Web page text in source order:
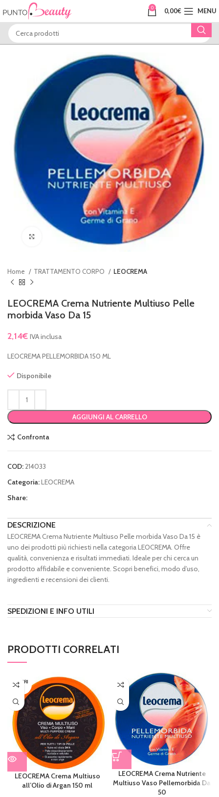
0 0,00€ MENU
Clicca per ingrandire
Home TRATTAMENTO CORPO LEOCREMA
LEOCREMA Crema Nutriente Multiuso Pelle
morbida Vaso Da 15
2,14€ IVA inclusa
LEOCREMA PELLEMORBIDA 150 ML
Disponibile
AGGIUNGI AL CARRELLO
Confronta
COD:214033
Categoria:LEOCREMA
Share:
DESCRIZIONE
LEOCREMA Crema Nutriente Multiuso Pelle morbida Vaso Da 15 è
uno dei prodotti più richiesti nella categoria LEOCREMA. Offre
qualità, convenienza e risultati immediati. Ideale per chi cerca un
prodotto affidabile e conveniente. Scopri benefici, modo d’uso,
ingredienti e recensioni dei clienti.
SPEDIZIONI E INFO UTILI
PRODOTTI CORRELATI
ESAURI
TO
LEOCREMA Crema Multiuso
all’Olio di Argan 150 ml
LEOCREMA Crema Nutriente
Multiuso Vaso Pellemorbida Da
50